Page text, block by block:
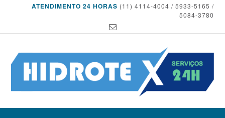
ATENDIMENTO 24 HORAS (11) 4114-4004 / 5933-5165 /
5084-3780